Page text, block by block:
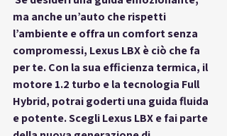
ma anche un’auto che rispetti
l’ambiente e offra un comfort senza
compromessi, Lexus LBX è ciò che fa
per te. Con la sua efficienza termica, il
motore 1.2 turbo e la tecnologia Full
Hybrid, potrai goderti una guida fluida
e potente. Scegli Lexus LBX e fai parte